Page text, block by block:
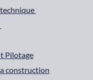
Pilotage
construction